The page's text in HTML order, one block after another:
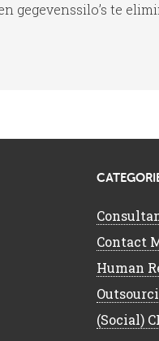
gegevenssilo’s te
Contact
Human
(Social)